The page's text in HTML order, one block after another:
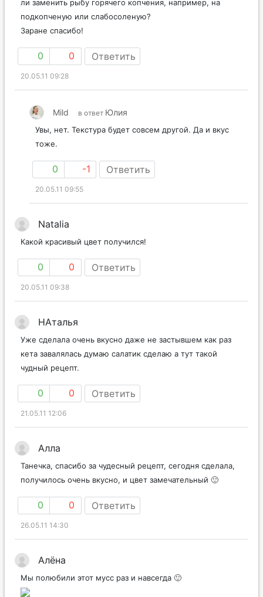
ли заменить рыбу горячего копчения, например, на
подкопченую или слабосоленую?
Заране спасибо!
0 0 Ответить
20.05.11 09:28
Mild в ответ Юлия
Увы, нет. Текстура будет совсем другой. Да и вкус
тоже.
0 -1 Ответить
20.05.11 09:55
Natalia
Какой красивый цвет получился!
0 0 Ответить
20.05.11 09:38
НАталья
Уже сделала очень вкусно даже не застывшем как раз
кета завалялась думаю салатик сделаю а тут такой
чудный рецепт.
0 0 Ответить
21.05.11 12:06
Алла
Танечка, спасибо за чудесный рецепт, сегодня сделала,
получилось очень вкусно, и цвет замечательный 🙂
0 0 Ответить
26.05.11 14:30
Алёна
Мы полюбили этот мусс раз и навсегда 🙂